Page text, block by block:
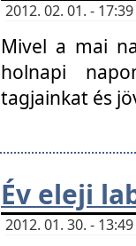
2012. 02. 01. -
Mivel a mai
holnapi
tagjainkat és
Év eleji
2012. 01. 30. -